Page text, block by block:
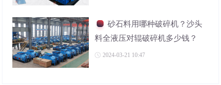
砂石料用哪种破碎机？沙头
料全液压对辊破碎机多少钱？
2024-03-21 10:47